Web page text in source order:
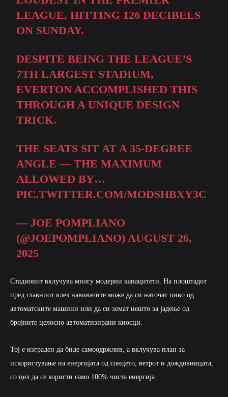
LEAGUE, HITTING 126 DECIBELS
ON SUNDAY.
DESPITE BEING THE LEAGUE’S
7TH LARGEST STADIUM,
EVERTON ACCOMPLISHED THIS
THROUGH A UNIQUE DESIGN
TRICK.
THE SEATS SIT AT A 35-DEGREE
ANGLE — THE MAXIMUM
ALLOWED BY…
PIC.TWITTER.COM/MODSHBXY3C
— JOE POMPLIANO
(@JOEPOMPLIANO) AUGUST 26,
2025
Стадионот вклучува многу модерни капацитети. На плоштадот
пред главниот влез навивачите може да си наточат пиво од
автоматските машини или да си земат нешто за јадење од
бројните целосно автоматизирани киосци.
Тој е изграден да биде самоодржлив, а вклучува план за
искористување на енергијата од сонцето, ветрот и дождовницата,
со цел да се користи само 100% чиста енергија.